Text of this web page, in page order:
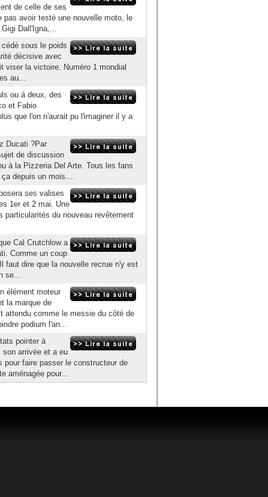
de celle de ses
pas avoir testé une nouvelle moto, le
Dall'Igna,...
sous le poids
décisive avec
viser la victoire. Numéro 1 mondial
au...
ou à deux, des
et Fabio
que l'on n'aurait pu l'imaginer il y a
Ducati ?Par
de discussion
à la Pizzeria Del Arte. Tous les fans
depuis un mois....
ses valises
1er et 2 mai. Une
particularités du nouveau revêtement
Cal Crutchlow a
Comme un coup
faut dire que la nouvelle recrue n'y est
se...
élément moteur
la marque de
attendu comme le messie du côté de
podium l'an...
pointer à
son arrivée et a eu
pour faire passer le constructeur de
aménagée pour...